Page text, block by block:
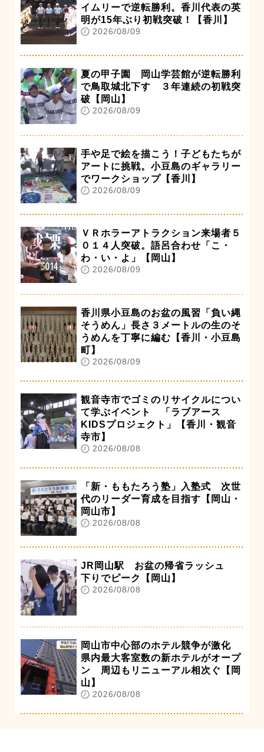
イムリーで逆転勝利。香川代表の英
明が15年ぶり初戦突破！【香川】
2026/08/09
夏の甲子園 岡山学芸館が逆転勝利
で鳥取城北下す ３年連続の初戦突
破【岡山】
2026/08/09
手や足で絵を描こう！子どもたちが
アートに挑戦。小豆島のギャラリー
でワークショップ【香川】
2026/08/09
ＶＲホラーアトラクション来場者５
０１４人突破。語呂合わせ「こ・
わ・い・よ」【岡山】
2026/08/09
香川県小豆島のお盆の風習「負い縄
そうめん」長さ３メートルの生のそ
うめんを丁寧に編む【香川・小豆島
町】
2026/08/09
観音寺市でゴミのリサイクルについ
て学ぶイベント 「ラブアース
KIDSプロジェクト」【香川・観音
寺市】
2026/08/08
「新・ももたろう塾」入塾式 次世
代のリーダー育成を目指す【岡山・
岡山市】
2026/08/08
JR岡山駅 お盆の帰省ラッシュ
下りでピーク【岡山】
2026/08/08
岡山市中心部のホテル競争が激化
県内最大客室数の新ホテルがオープ
ン 周辺もリニューアル相次ぐ【岡
山】
2026/08/08